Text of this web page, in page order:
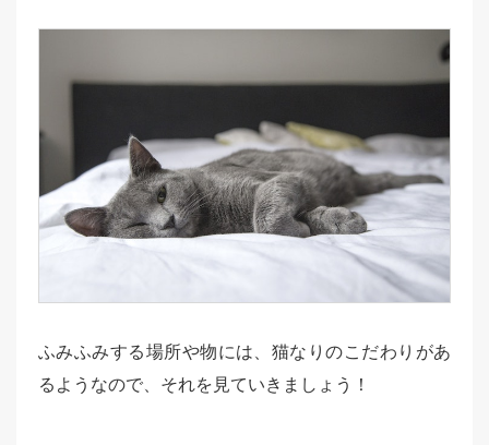
ふみふみする場所や物には、猫なりのこだわりがあ
るようなので、それを見ていきましょう！